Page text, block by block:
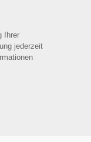
Ihrer
jederzeit